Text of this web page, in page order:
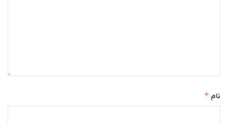
نام *